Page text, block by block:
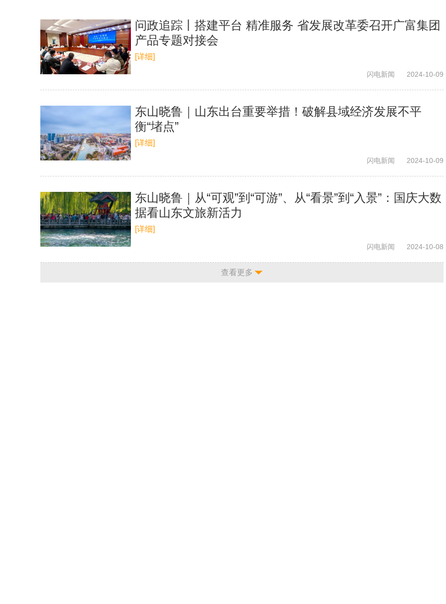
问政追踪丨搭建平台 精准服务 省发展改革委召开广富集团
产品专题对接会
[详细]
闪电新闻 2024-10-09
东山晓鲁｜山东出台重要举措！破解县域经济发展不平
衡“堵点”
[详细]
闪电新闻 2024-10-09
东山晓鲁｜从“可观”到“可游”、从“看景”到“入景”：国庆大数
据看山东文旅新活力
[详细]
闪电新闻 2024-10-08
查看更多